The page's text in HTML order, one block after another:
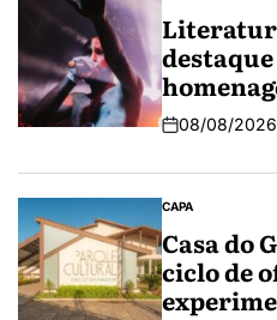
08/08/2026
CAPA
Casa do
ciclo de